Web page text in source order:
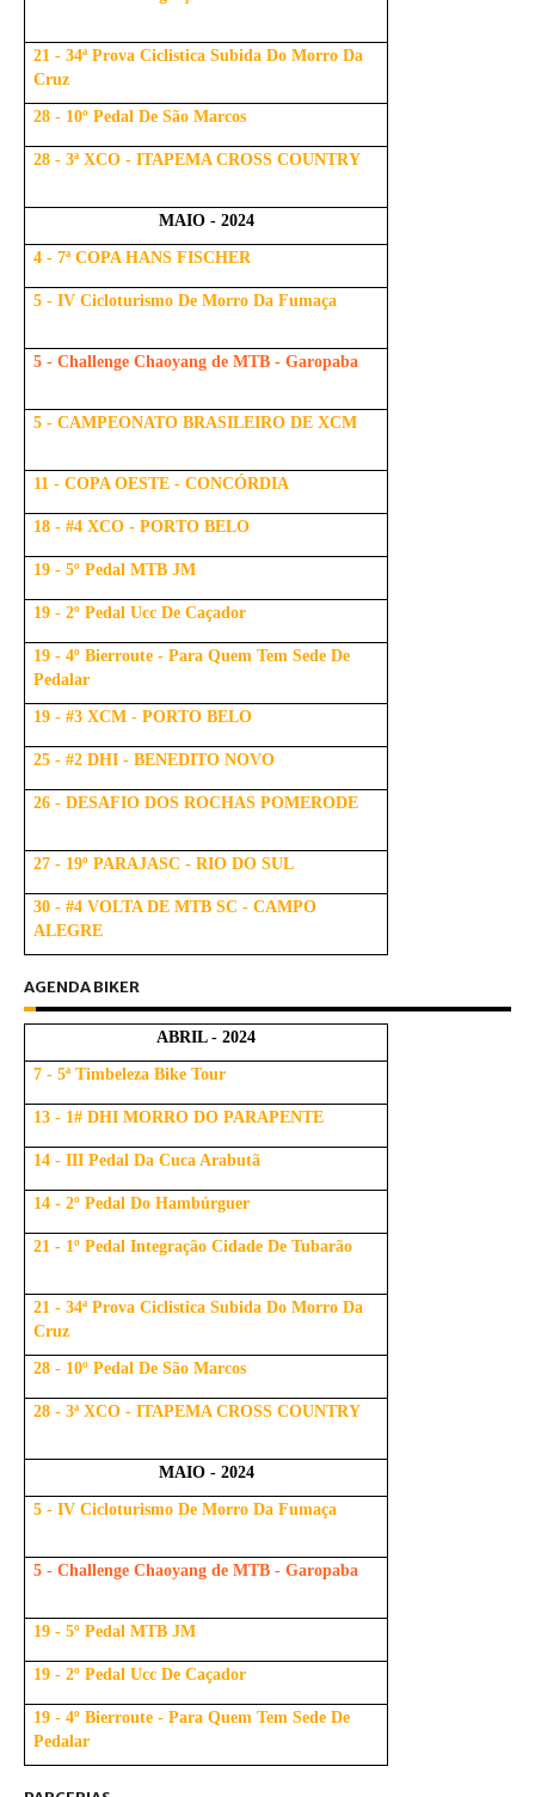
21 - 34ª Prova Ciclistica Subida Do Morro Da
Cruz
28 - 10º Pedal De São Marcos
28 - 3ª XCO - ITAPEMA CROSS COUNTRY
MAIO - 2024
4 - 7ª COPA HANS FISCHER
5 - IV Cicloturismo De Morro Da Fumaça
5 - Challenge Chaoyang de MTB - Garopaba
5 - CAMPEONATO BRASILEIRO DE XCM
11 - COPA OESTE - CONCÓRDIA
18 - #4 XCO - PORTO BELO
19 - 5º Pedal MTB JM
19 - 2º Pedal Ucc De Caçador
19 - 4º Bierroute - Para Quem Tem Sede De
Pedalar
19 - #3 XCM - PORTO BELO
25 - #2 DHI - BENEDITO NOVO
26 - DESAFIO DOS ROCHAS POMERODE
27 - 19º PARAJASC - RIO DO SUL
30 - #4 VOLTA DE MTB SC - CAMPO
ALEGRE
AGENDA BIKER
ABRIL - 2024
7 - 5ª Timbeleza Bike Tour
13 - 1# DHI MORRO DO PARAPENTE
14 - III Pedal Da Cuca Arabutã
14 - 2º Pedal Do Hambúrguer
21 - 1º Pedal Integração Cidade De Tubarão
21 - 34ª Prova Ciclistica Subida Do Morro Da
Cruz
28 - 10º Pedal De São Marcos
28 - 3ª XCO - ITAPEMA CROSS COUNTRY
MAIO - 2024
5 - IV Cicloturismo De Morro Da Fumaça
5 - Challenge Chaoyang de MTB - Garopaba
19 - 5º Pedal MTB JM
19 - 2º Pedal Ucc De Caçador
19 - 4º Bierroute - Para Quem Tem Sede De
Pedalar